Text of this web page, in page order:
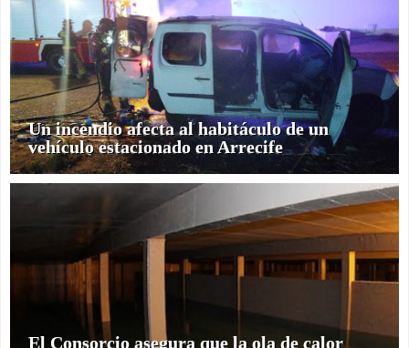
Un incendio afecta al habitáculo de un
vehículo estacionado en Arrecife
El Consorcio asegura que la ola de calor